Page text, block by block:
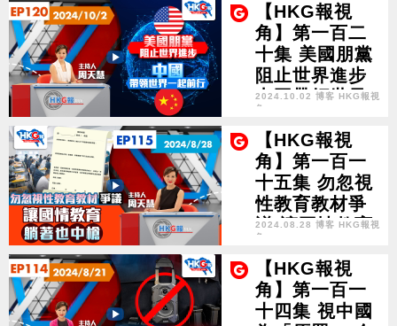
【HKG報視
角】第一百二
十集 美國朋黨
阻止世界進步
中國帶領世界
2024.10.02 博客 HKG報視
角
【HKG報視
角】第一百一
十五集 勿忽視
性教育教材爭
議 讓國情教育
2024.08.28 博客 HKG報視
角
【HKG報視
角】第一百一
十四集 視中國